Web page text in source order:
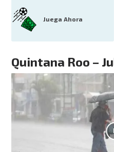
Juega Ahora
Quintana Roo –